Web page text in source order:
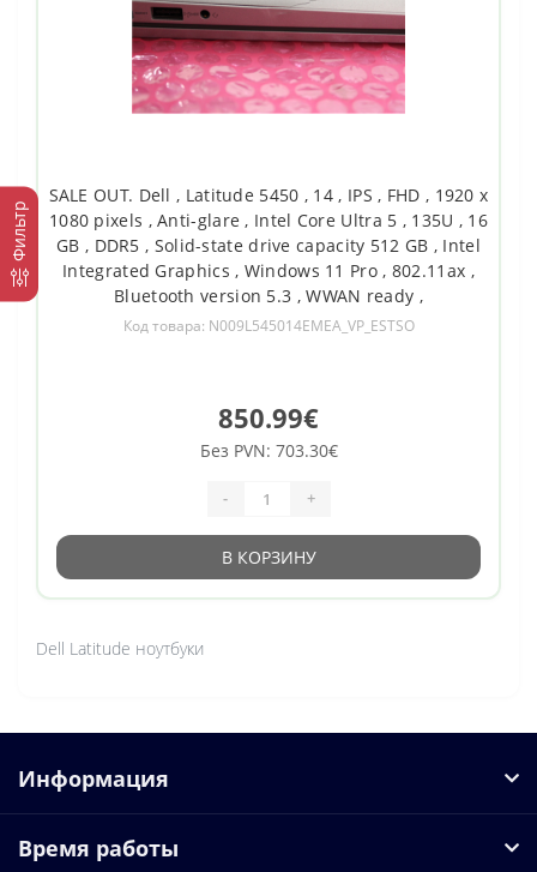
Фильтр
SALE OUT. Dell , Latitude 5450 , 14 , IPS , FHD , 1920 x
1080 pixels , Anti-glare , Intel Core Ultra 5 , 135U , 16
GB , DDR5 , Solid-state drive capacity 512 GB , Intel
Integrated Graphics , Windows 11 Pro , 802.11ax ,
Bluetooth version 5.3 , WWAN ready ,
Код товара: N009L545014EMEA_VP_ESTSO
850.99€
Без PVN: 703.30€
- +
В КОРЗИНУ
Dell Latitude ноутбуки
Информация
Время работы